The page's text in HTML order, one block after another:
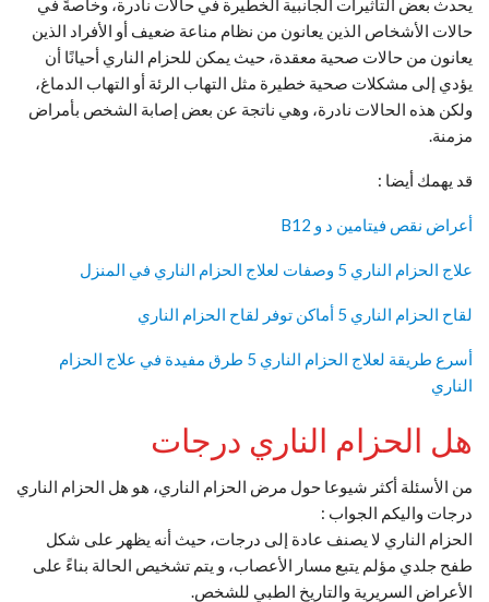
يحدث بعض التأثيرات الجانبية الخطيرة في حالات نادرة، وخاصةً في
حالات الأشخاص الذين يعانون من نظام مناعة ضعيف أو الأفراد الذين
يعانون من حالات صحية معقدة، حيث يمكن للحزام الناري أحيانًا أن
يؤدي إلى مشكلات صحية خطيرة مثل التهاب الرئة أو التهاب الدماغ،
ولكن هذه الحالات نادرة، وهي ناتجة عن بعض إصابة الشخص بأمراض
مزمنة.
قد يهمك أيضا :
أعراض نقص فيتامين د و B12
علاج الحزام الناري 5 وصفات لعلاج الحزام الناري في المنزل
لقاح الحزام الناري 5 أماكن توفر لقاح الحزام الناري
أسرع طريقة لعلاج الحزام الناري 5 طرق مفيدة في علاج الحزام
الناري
هل الحزام الناري درجات
من الأسئلة أكثر شيوعا حول مرض الحزام الناري، هو هل الحزام الناري
درجات واليكم الجواب :
الحزام الناري لا يصنف عادة إلى درجات، حيث أنه يظهر على شكل
طفح جلدي مؤلم يتبع مسار الأعصاب، و يتم تشخيص الحالة بناءً على
الأعراض السريرية والتاريخ الطبي للشخص.